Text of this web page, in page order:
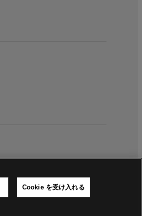
Cookie を受け入れる